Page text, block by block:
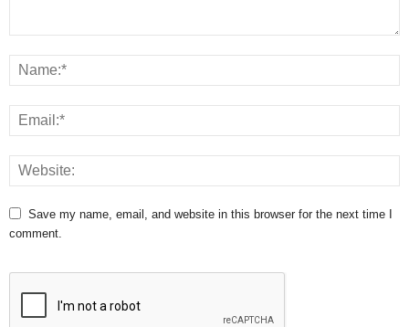
Save my name, email, and website in this browser for the next time I
comment.